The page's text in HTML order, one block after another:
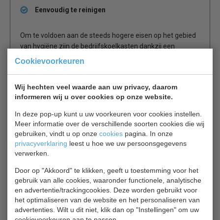
Cookievoorkeuren
Wij hechten veel waarde aan uw privacy, daarom
informeren wij u over cookies op onze website.
In deze pop-up kunt u uw voorkeuren voor cookies instellen.
Meer informatie over de verschillende soorten cookies die wij
gebruiken, vindt u op onze cookies pagina. In onze
privacyverklaring leest u hoe we uw persoonsgegevens
verwerken.
Door op "Akkoord" te klikken, geeft u toestemming voor het
gebruik van alle cookies, waaronder functionele, analytische
en advertentie/trackingcookies. Deze worden gebruikt voor
het optimaliseren van de website en het personaliseren van
advertenties. Wilt u dit niet, klik dan op "Instellingen" om uw
Eenvoudig te reinigen
Om te voldoen aan de steeds hogere eisen op het gebied
van hygiëne zijn de bedrijfskoelkasten dankzij een
naadloze binnenkuip eenvoudig te reinigen en te
Digitaal temperatuurdisplay
Nauwkeurige elektronica zorgt samen met de
hoogwaardige koelcomponenten ervoor een minimaal
energieverbruik.
De temperatuur is tot op de graad nauwkeurig in te stellen
waarschuwt bij een ongewenste
temperatuurverandering.
Groot draagvermogen roosters